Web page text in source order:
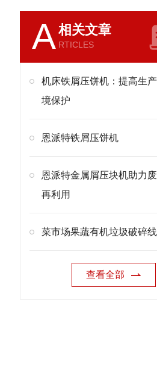
A相关文章
RTICLES
机床铁屑压饼机：提高生
境保护
恩派特铁屑压饼机
恩派特金属屑压块机助力
再利用
菜市场果蔬有机垃圾破碎线
查看全部